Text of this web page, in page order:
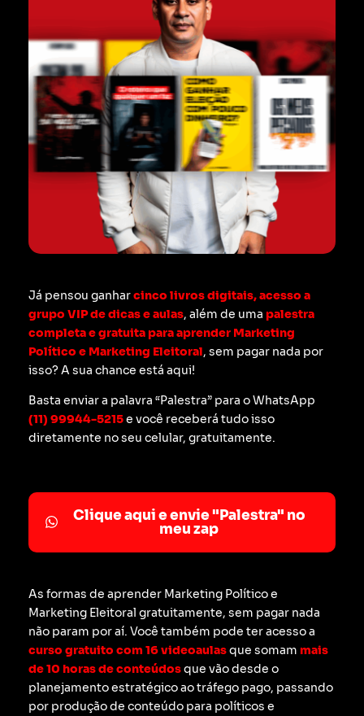
Já pensou ganharcinco livros digitais, acesso a
grupo VIP de dicas e aulas, além de uma palestra
completa e gratuita para aprender Marketing
Político e Marketing Eleitoral, sem pagar nada por
isso? A sua chance está aqui!
Basta enviar a palavra “Palestra” para o WhatsApp
(11) 99944-5215e você receberá tudo isso
diretamente no seu celular, gratuitamente.
Clique aqui e envie "Palestra" no
meu zap
As formas de aprender Marketing Político e
Marketing Eleitoral gratuitamente, sem pagar nada
não param por aí. Você também pode ter acesso a
curso gratuito com 16 videoaulasque somam mais
de 10 horas de conteúdosque vão desde o
planejamento estratégico ao tráfego pago, passando
por produção de conteúdo para políticos e